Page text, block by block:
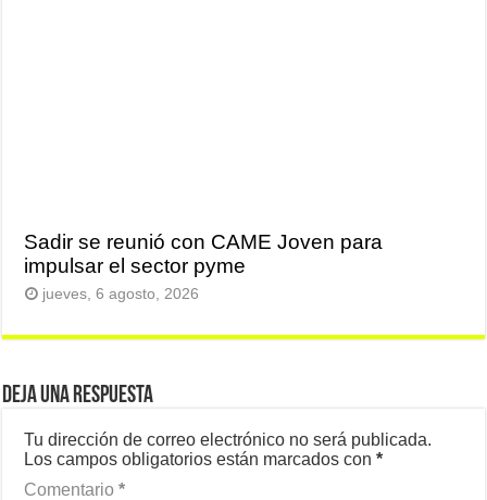
Sadir se reunió con CAME Joven para
impulsar el sector pyme
jueves, 6 agosto, 2026
Deja una respuesta
Tu dirección de correo electrónico no será publicada.
Los campos obligatorios están marcados con*
Comentario*